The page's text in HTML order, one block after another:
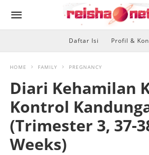
Daftar Isi Profil &
HOME FAMILY PREGNANCY
Diari Kehamilan
Kontrol
(Trimester 3, 37-
Weeks)